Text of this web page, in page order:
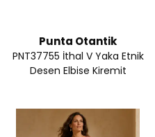
Punta Otantik
PNT37755 İthal V Yaka Etnik
Desen Elbise Kiremit